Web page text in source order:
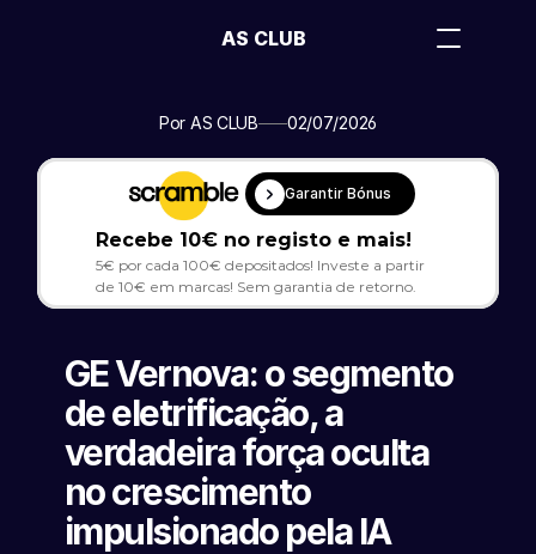
Por AS CLUB 02/07/2026
Garantir Bónus
Recebe 10€ no registo e mais!
5€ por cada 100€ depositados! Investe a partir
de 10€ em marcas! Sem garantia de retorno.
GE Vernova: o segmento
de eletrificação, a
verdadeira força oculta
no crescimento
impulsionado pela IA
AS CLUB